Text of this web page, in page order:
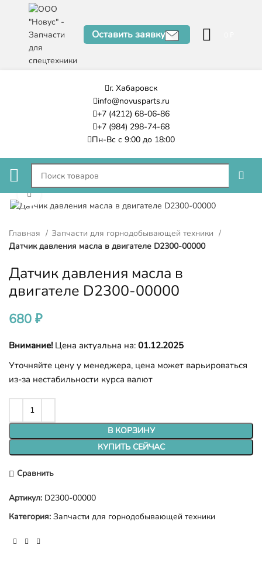
Оставить заявку
г. Хабаровск
info@novusparts.ru
+7 (4212) 68-06-86
+7 (984) 298-74-68
Пн-Вс с 9:00 до 18:00
Нажмите, чтобы увеличить
Главная
Запчасти для горнодобывающей техники
Датчик давления масла в двигателе D2300-00000
Датчик давления масла в
двигателе D2300-00000
680 ₽
Внимание! Цена актуальна на: 01.12.2025
Уточняйте цену у менеджера, цена может варьироваться
из-за нестабильности курса валют
В КОРЗИНУ
КУПИТЬ СЕЙЧАС
Сравнить
Артикул: D2300-00000
Категория: Запчасти для горнодобывающей техники